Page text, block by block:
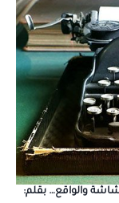
والواقع… بقلم: